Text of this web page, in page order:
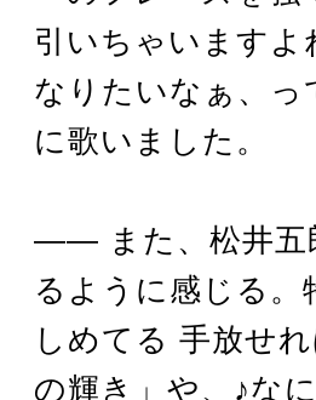
引いちゃいます
なりたいなぁ、
に歌いました。
―― また、松井五
るように感じる
しめてる 手放せ
の輝き」や、♪な